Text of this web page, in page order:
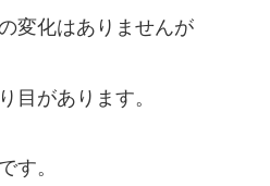
変化はありませんが
目があります。
す。